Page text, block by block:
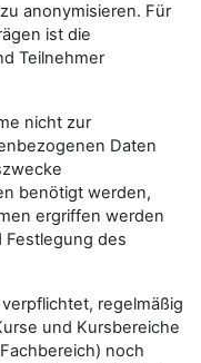
anonymisieren. Für
ist die
Teilnehmer
nicht zur
Daten
benötigt werden,
ergriffen werden
Festlegung des
regelmäßig
und Kursbereiche
noch